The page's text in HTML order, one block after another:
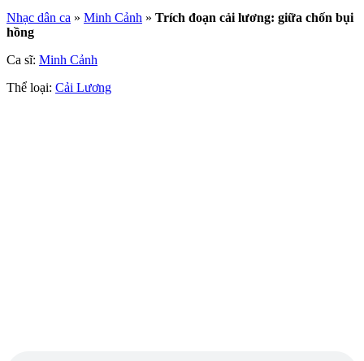
Nhạc dân ca » Minh Cảnh » Trích đoạn cải lương: giữa chốn bụi
hồng
Ca sĩ: Minh Cảnh
Thể loại: Cải Lương